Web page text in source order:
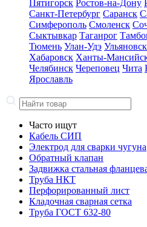
Пятигорск Ростов-на-Дону
Санкт-Петербург Саранск
Симферополь Смоленск
Сыктывкар Таганрог
Тюмень Улан-Удэ Ульяновск
Хабаровск Ханты-
Челябинск Череповец Чита
Ярославль
Часто ищут
Кабель СИП
Электрод для сварки чугуна
Обратный клапан
Задвижка стальная
Труба НКТ
Перфорированный лист
Кладочная сварная сетка
Труба ГОСТ 632-80